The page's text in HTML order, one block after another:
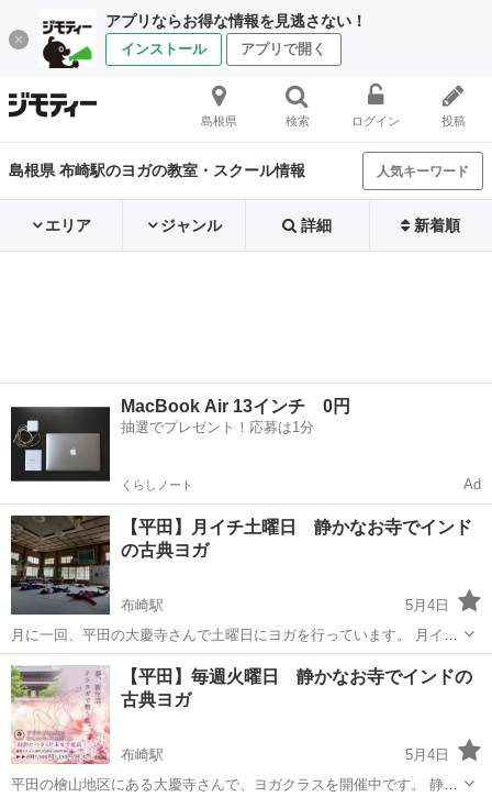
アプリならお得な情報を見逃さない！
インストール アプリで開く
島根県 検索 ログイン 投稿
島根県 布崎駅のヨガの教室・スクール情報 人気キーワード
エリア ジャンル 詳細 新着順
MacBook Air 13インチ 0円
抽選でプレゼント！応募は1分
くらしノート Ad
【平田】月イチ土曜日 静かなお寺でインド
の古典ヨガ
布崎駅
5月4日
月に一回、平田の大慶寺さんで土曜日にヨガを行っています。 月イチ
でリフレッシュしにきませんか？ 翌日筋肉痛になるくらいしっかり動
きます。 マットの上の練習が、日常へ繋がるようなお話もしていま
す。日常生活を前向き...
島根 出雲市 布崎駅 ヨガ お寺
【平田】毎週火曜日 静かなお寺でインドの
古典ヨガ
布崎駅
5月4日
平田の檜山地区にある大慶寺さんで、ヨガクラスを開催中です。 静か